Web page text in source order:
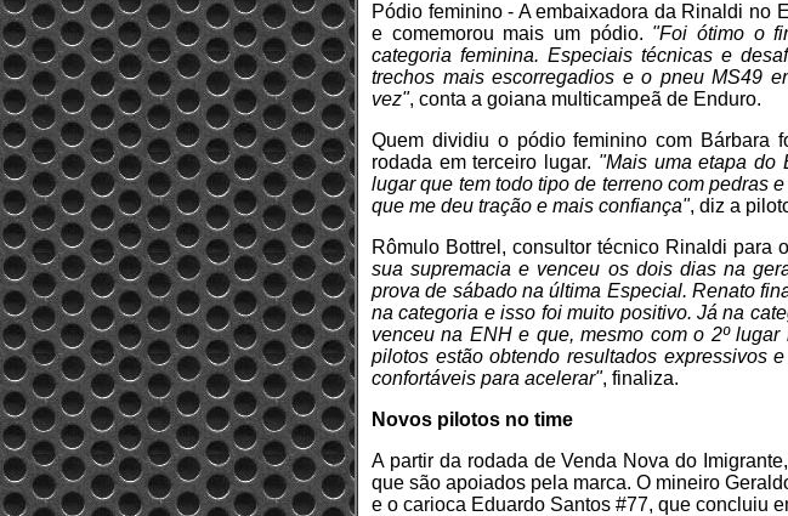
Pódio feminino - A embaixadora da Rinaldi no
e comemorou mais um pódio. "Foi ótimo o
categoria feminina. Especiais técnicas e
trechos mais escorregadios e o pneu MS49
vez", conta a goiana multicampeã de Enduro.
Quem dividiu o pódio feminino com Bárbara
rodada em terceiro lugar. "Mais uma etapa do
lugar que tem todo tipo de terreno com pedras
que me deu tração e mais confiança", diz a
Rômulo Bottrel, consultor técnico Rinaldi para
sua supremacia e venceu os dois dias na
prova de sábado na última Especial. Renato
na categoria e isso foi muito positivo. Já na
venceu na ENH e que, mesmo com o 2º
pilotos estão obtendo resultados expressivos
confortáveis para acelerar", finaliza.
Novos pilotos no time
A partir da rodada de Venda Nova do
que são apoiados pela marca. O mineiro
e o carioca Eduardo Santos #77, que concluiu